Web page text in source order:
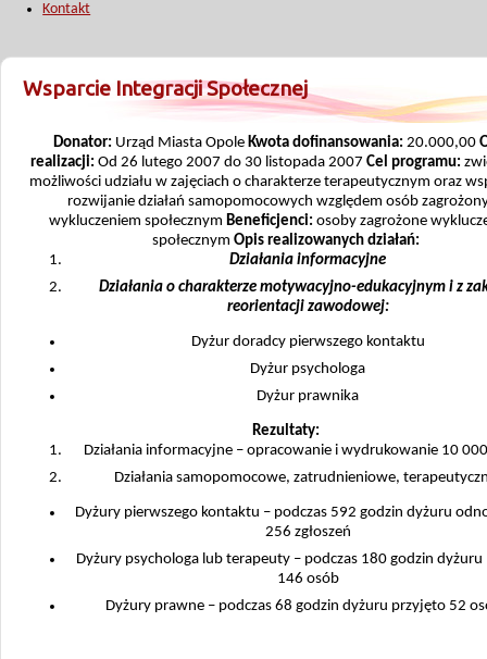
Kontakt
Wsparcie Integracji Społecznej
Donator: Urząd Miasta OpoleKwota dofinansowania: 20.000,00
realizacji:Od 26 lutego 2007 do 30 listopada 2007Cel programu:
możliwości udziału w zajęciach o charakterze terapeutycznym oraz
rozwijanie działań samopomocowych względem osób
wykluczeniem społecznymBeneficjenci:osoby zagrożone
społecznymOpis realizowanych działań:
Działania informacyjne
Działania o charakterze motywacyjno-edukacyjnym i z
reorientacji zawodowej:
Dyżur doradcy pierwszego kontaktu
Dyżur psychologa
Dyżur prawnika
Rezultaty:
Działania informacyjne – opracowanie i wydrukowanie 10
Działania samopomocowe, zatrudnieniowe,
Dyżury pierwszego kontaktu – podczas 592 godzin dyżuru
256 zgłoszeń
Dyżury psychologa lub terapeuty – podczas 180 godzin
146 osób
Dyżury prawne – podczas 68 godzin dyżuru przyjęto 52